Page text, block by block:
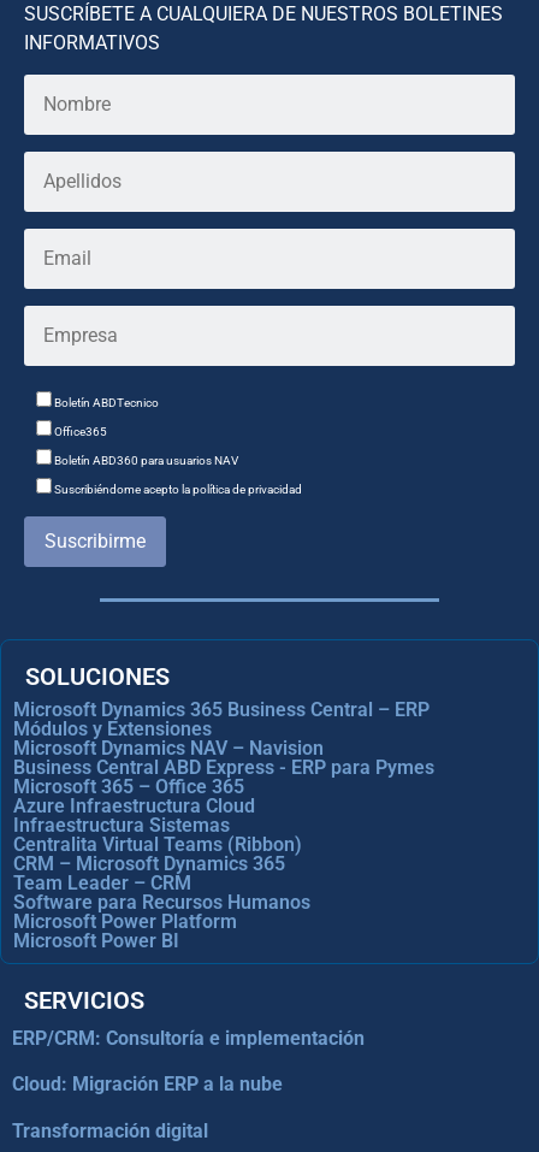
SUSCRÍBETE A CUALQUIERA DE NUESTROS BOLETINES
INFORMATIVOS
Boletín ABDTecnico
Office365
Boletín ABD360 para usuarios NAV
Suscribiéndome acepto la política de privacidad
Suscribirme
SOLUCIONES
Microsoft Dynamics 365 Business Central – ERP
Módulos y Extensiones
Microsoft Dynamics NAV – Navision
Business Central ABD Express - ERP para Pymes
Microsoft 365 – Office 365
Azure Infraestructura Cloud
Infraestructura Sistemas
Centralita Virtual Teams (Ribbon)
CRM – Microsoft Dynamics 365
Team Leader – CRM
Software para Recursos Humanos
Microsoft Power Platform
Microsoft Power BI
SERVICIOS
ERP/CRM: Consultoría e implementación
Cloud: Migración ERP a la nube
Transformación digital